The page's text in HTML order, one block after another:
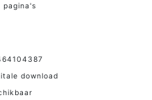
pagina's
download